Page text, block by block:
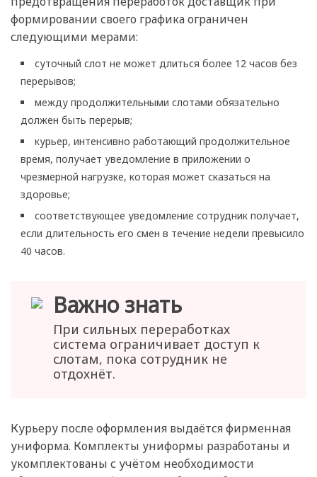
формировании своего графика ограничен
следующими мерами:
суточный слот не может длиться более 12 часов без
перерывов;
между продолжительными слотами обязательно
должен быть перерыв;
курьер, интенсивно работающий продолжительное
время, получает уведомление в приложении о
чрезмерной нагрузке, которая может сказаться на
здоровье;
соответствующее уведомление сотрудник получает,
если длительность его смен в течение недели превысило
40 часов.
Важно знать
При сильных переработках
система ограничивает доступ к
слотам, пока сотрудник не
отдохнёт.
Курьеру после оформления выдаётся фирменная
униформа. Комплекты униформы разработаны и
укомплектованы с учётом необходимости